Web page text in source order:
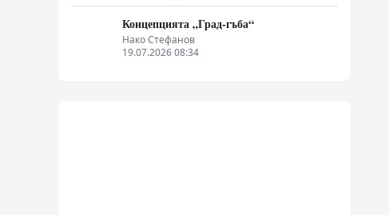
Концепцията „Град-гъба“
Нако Стефанов
19.07.2026 08:34